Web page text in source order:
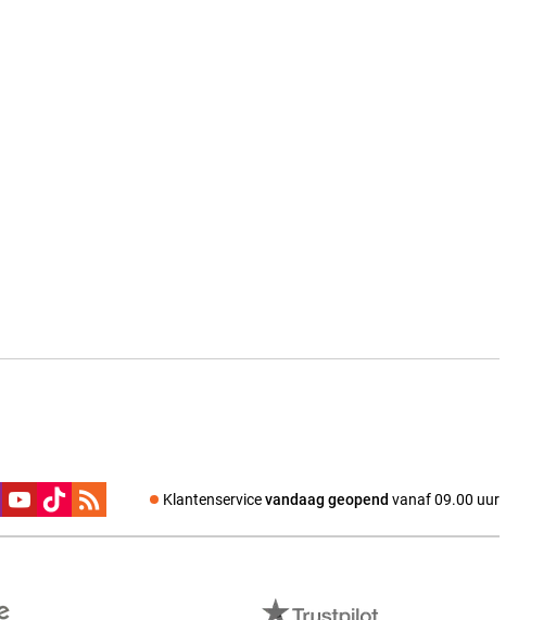
Klantenservicevandaag geopend vanaf 09.00 uur